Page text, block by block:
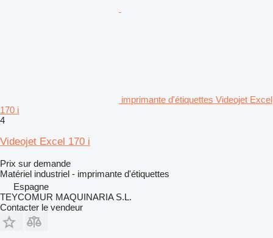
imprimante d'étiquettes Videojet Excel
170 i
4
Videojet Excel 170 i
Prix sur demande
Matériel industriel - imprimante d'étiquettes
Espagne
TEYCOMUR MAQUINARIA S.L.
Contacter le vendeur